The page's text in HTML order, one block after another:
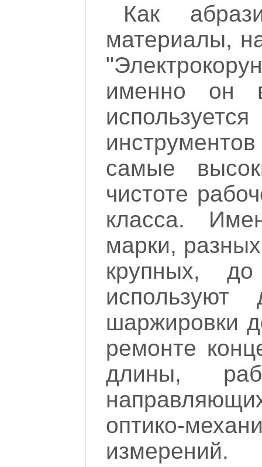
Как
материалы,
именно он
самые
чистоте
класса.
марки,
крупных,
используют
шаржировки
ремонте
длины,
оптико-
измерений.